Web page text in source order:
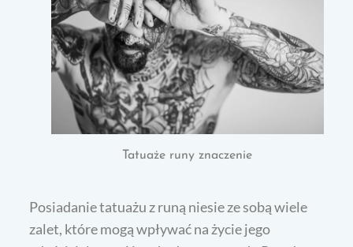
Tatuaże runy znaczenie
Posiadanie tatuażu z runą niesie ze sobą wiele
zalet, które mogą wpływać na życie jego